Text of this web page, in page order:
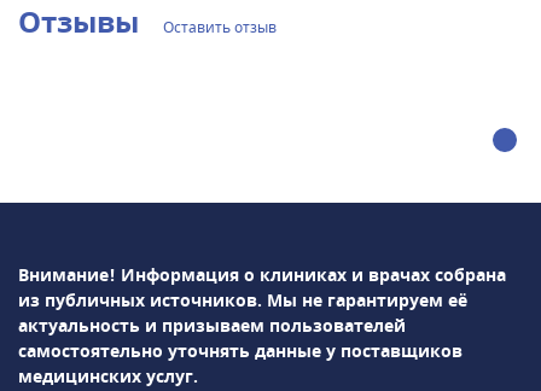
имплантация, ортодонтическое лечение.Врачи
имплантология.Предоставляются следующие
имплантация зубов, эстетическое
протезирование (виниры), ортодонтическое
лечение на брекет-системах и др.
Отзывы Оставить отзыв
Внимание! Информация о клиниках и врачах собрана
из публичных источников. Мы не гарантируем её
актуальность и призываем пользователей
самостоятельно уточнять данные у поставщиков
медицинских услуг.